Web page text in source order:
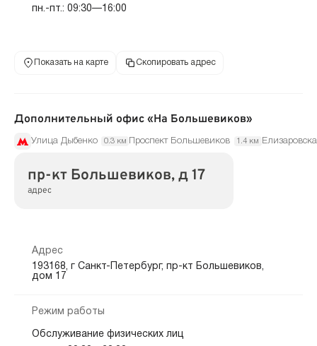
пн.-пт.: 09:30—16:00
Показать на карте Скопировать адрес
Дополнительный офис «На Большевиков»
Улица Дыбенко 0.3 км Проспект Большевиков 1.4 км
пр-кт Большевиков, д 17
адрес
Адрес
193168, г Санкт-Петербург, пр-кт Большевиков,
дом 17
Режим работы
Обслуживание физических лиц